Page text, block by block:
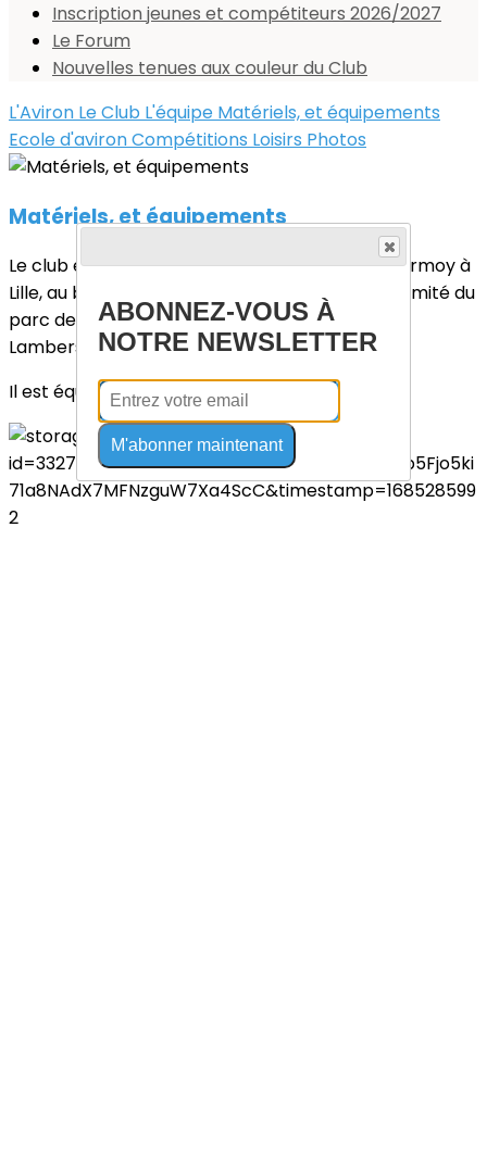
Inscription jeunes et compétiteurs 2026/2027
Le Forum
Nouvelles tenues aux couleur du Club
L'Aviron Le Club L'équipe Matériels, et équipements
Ecole d'avironCompétitions Loisirs Photos
Matériels, et équipements
Le club est installé au dos de la piscine Marx Dormoy à
Lille, au bord du petit bras de la Deule et à proximité du
parc de la Citadelle de Lille et du Colysée de
Lambersart.
Il est équipé de plus de 150 bateaux, dont 6 huit.
ABONNEZ-VOUS À
NOTRE NEWSLETTER
M'abonner maintenant